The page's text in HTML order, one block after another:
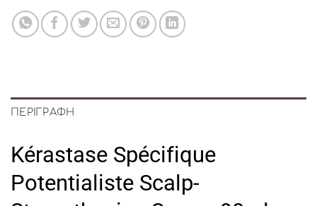
ΠΕΡΙΓΡΑΦΉ
Kérastase Spécifique
Potentialiste Scalp-